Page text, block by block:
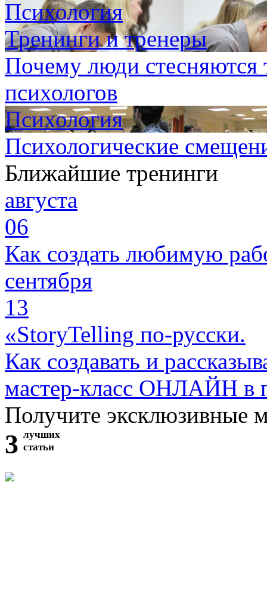
Психология
Тренинги и тренеры
Почему люди стесняются
психологов
Психология
Психологические
Ближайшие тренинги
августа
06
Как создать любимую
сентября
13
«StoryTelling по-русски.
Как создавать и
мастер-класс ОНЛАЙН в
Получите эксклюзивные
3 лучших
статьи